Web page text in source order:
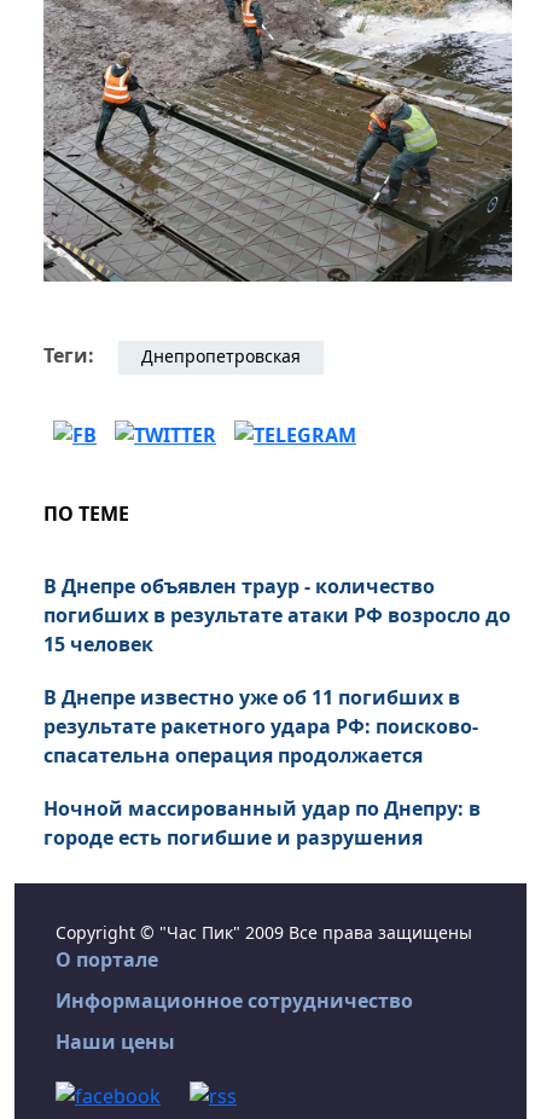
Теги: Днепропетровская
ПО ТЕМЕ
В Днепре объявлен траур - количество
погибших в результате атаки РФ возросло до
15 человек
В Днепре известно уже об 11 погибших в
результате ракетного удара РФ: поисково-
спасательна операция продолжается
Ночной массированный удар по Днепру: в
городе есть погибшие и разрушения
Copyright © "Час Пик" 2009 Все права защищены
О портале
Информационное сотрудничество
Наши цены